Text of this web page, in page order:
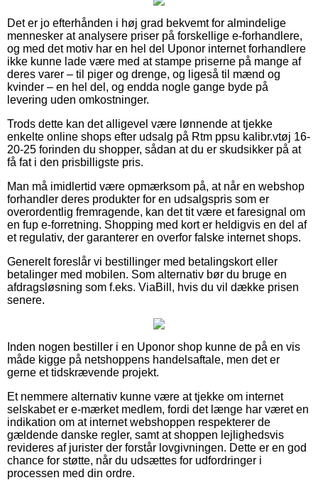
Det er jo efterhånden i høj grad bekvemt for almindelige
mennesker at analysere priser på forskellige e-forhandlere,
og med det motiv har en hel del Uponor internet forhandlere
ikke kunne lade være med at stampe priserne på mange af
deres varer – til piger og drenge, og ligeså til mænd og
kvinder – en hel del, og endda nogle gange byde på
levering uden omkostninger.
Trods dette kan det alligevel være lønnende at tjekke
enkelte online shops efter udsalg på Rtm ppsu kalibr.vtøj 16-
20-25 forinden du shopper, sådan at du er skudsikker på at
få fat i den prisbilligste pris.
Man må imidlertid være opmærksom på, at når en webshop
forhandler deres produkter for en udsalgspris som er
overordentlig fremragende, kan det tit være et faresignal om
en fup e-forretning. Shopping med kort er heldigvis en del af
et regulativ, der garanterer en overfor falske internet shops.
Generelt foreslår vi bestillinger med betalingskort eller
betalinger med mobilen. Som alternativ bør du bruge en
afdragsløsning som f.eks. ViaBill, hvis du vil dække prisen
senere.
Inden nogen bestiller i en Uponor shop kunne de på en vis
måde kigge på netshoppens handelsaftale, men det er
gerne et tidskrævende projekt.
Et nemmere alternativ kunne være at tjekke om internet
selskabet er e-mærket medlem, fordi det længe har været en
indikation om at internet webshoppen respekterer de
gældende danske regler, samt at shoppen lejlighedsvis
revideres af jurister der forstår lovgivningen. Dette er en god
chance for støtte, når du udsættes for udfordringer i
processen med din ordre.